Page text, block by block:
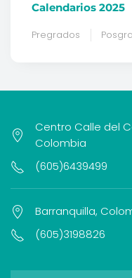
Calendarios 2025
Pregrados
Centro Calle del
Colombia
(605)6439499
Barranquilla,
(605)3198826